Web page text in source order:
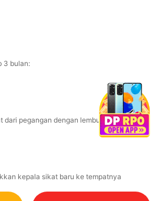
3 bulan:
dari pegangan dengan lembut
kepala sikat baru ke tempatnya